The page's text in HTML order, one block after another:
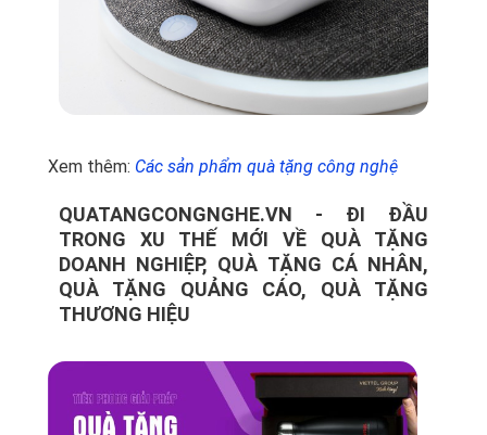
Xem thêm: Các sản phẩm quà tặng công nghệ
QUATANGCONGNGHE.VN - ĐI ĐẦU
TRONG XU THẾ MỚI VỀ QUÀ TẶNG
DOANH NGHIỆP, QUÀ TẶNG CÁ NHÂN,
QUÀ TẶNG QUẢNG CÁO, QUÀ TẶNG
THƯƠNG HIỆU